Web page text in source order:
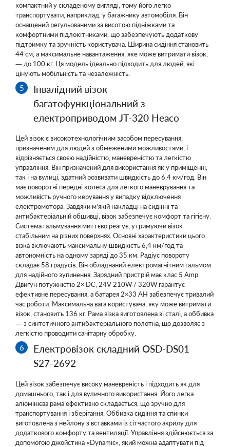
компактний у складеному вигляді, тому його легко
транспортувати, наприклад, у багажнику автомобіля. Він
оснащений регульованими за висотою підніжками та
комфортними підлокітниками, що забезпечують додаткову
підтримку та зручність користувача. Ширина сидіння становить
44 см, а максимальне навантаження, яке може витримати візок,
— до 100 кг. Ця модель ідеально підходить для людей, які
цінують мобільність та незалежність.
Інвалідний візок
багатофункціональний з
електроприводом JT-320 Heaco
Цей візок є високотехнологічним засобом пересування,
призначеним для людей з обмеженими можливостями, і
відрізняється своєю надійністю, маневреністю та легкістю
управління. Він призначений для використання як у приміщенні,
так і на вулиці, здатний розвивати швидкість до 6,4 км/год. Він
має поворотні передні колеса для легкого маневрування та
можливість ручного керування у випадку відключення
електромотора. Завдяки м'якій накладці на сидінні та
антибактеріальній обшивці, візок забезпечує комфорт та гігієну.
Система гальмування миттєво реагує, утримуючи візок
стабільним на різних поверхнях. Основні характеристики цього
візка включають максимальну швидкість 6,4 км/год та
автономність на одному заряді до 35 км. Радіус повороту
складає 58 градусів. Він обладнаний електромагнітним гальмом
для надійного зупинення. Зарядний пристрій має клас 5 Amp.
Двигун потужністю 2× DC, 24V 210W / 320W гарантує
ефективне пересування, а батарея 2×33 AH забезпечує тривалий
час роботи. Максимальна вага користувача, яку може витримати
візок, становить 136 кг. Рама візка виготовлена зі сталі, а оббивка
— з синтетичного антибактеріального полотна, що дозволяє з
легкістю проводити санітарну обробку.
Електровізок складний OSD-DS01
S27-2692
Цей візок забезпечує високу маневреність і підходить як для
домашнього, так і для вуличного використання. Його легка
алюмінієва рама ефективно складається, що зручно для
транспортування і зберігання. Оббивка сидіння та спинки
виготовлена з нейлону з вставками із сітчастого акрилу для
додаткового комфорту та вентиляції. Управління здійснюється за
допомогою джойстика «Dynamic», який можна адаптувати під